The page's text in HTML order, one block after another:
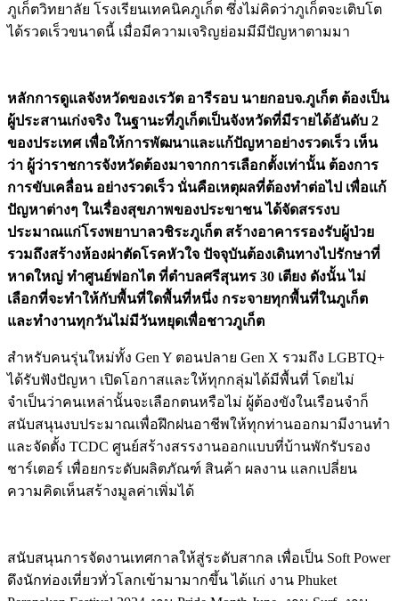
ภูเก็ตวิทยาลัย โรงเรียนเทคนิคภูเก็ต ซึ่งไม่คิดว่าภูเก็ตจะเติบโต
ได้รวดเร็วขนาดนี้ เมื่อมีความเจริญย่อมมีมีปัญหาตามมา
หลักการดูแลจังหวัดของเรวัต อารีรอบ นายกอบจ.ภูเก็ต ต้องเป็น
ผู้ประสานเก่งจริง ในฐานะที่ภูเก็ตเป็นจังหวัดที่มีรายได้อันดับ 2
ของประเทศ เพื่อให้การพัฒนาและแก้ปัญหาอย่างรวดเร็ว เห็น
ว่า ผู้ว่าราชการจังหวัดต้องมาจากการเลือกตั้งเท่านั้น ต้องการ
การขับเคลื่อน อย่างรวดเร็ว นั่นคือเหตุผลที่ต้องทำต่อไป เพื่อแก้
ปัญหาต่างๆ ในเรื่องสุขภาพของประขาชน ได้จัดสรรงบ
ประมาณแก่โรงพยาบาลวชิระภูเก็ต สร้างอาคารรองรับผู้ป่วย
รวมถึงสร้างห้องผ่าตัดโรคหัวใจ ปัจจุบันต้องเดินทางไปรักษาที่
หาดใหญ่ ทำศูนย์ฟอกไต ที่ตำบลศรีสุนทร 30 เตียง ดังนั้น ไม่
เลือกที่จะทำให้กับพื้นที่ใดพื้นที่หนึ่ง กระจายทุกพื้นที่ในภูเก็ต
และทำงานทุกวันไม่มีวันหยุดเพื่อชาวภูเก็ต
สำหรับคนรุ่นใหม่ทั้ง Gen Y ตอนปลาย Gen X รวมถึง LGBTQ+
ได้รับฟังปัญหา เปิดโอกาสและให้ทุกกลุ่มได้มีพื้นที่ โดยไม่
จำเป็นว่าคนเหล่านั้นจะเลือกตนหรือไม่ ผู้ต้องขังในเรือนจำก็
สนับสนุนงบประมาณเพื่อฝึกฝนอาชีพให้ทุกท่านออกมามีงานทำ
และจัดตั้ง TCDC ศูนย์สร้างสรรงานออกแบบที่บ้านพักรับรอง
ชาร์เตอร์ เพื่อยกระดับผลิตภัณฑ์ สินค้า ผลงาน แลกเปลี่ยน
ความคิดเห็นสร้างมูลค่าเพิ่มได้
สนับสนุนการจัดงานเทศกาลให้สู่ระดับสากล เพื่อเป็น Soft Power
ดึงนักท่องเที่ยวทั่วโลกเข้ามามากขึ้น ได้แก่ งาน Phuket